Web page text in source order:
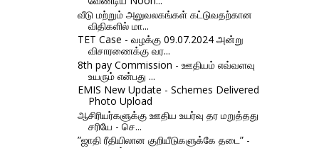
வீடு மற்றும் அலுவலகங்கள் கட்டுவதற்கான
விதிகளில் மா...
TET Case - வழக்கு 09.07.2024 அன்று
விசாரணைக்கு வர...
8th pay Commission - ஊதியம் எவ்வளவு
உயரும் என்பது ...
EMIS New Update - Schemes Delivered
Photo Upload
ஆசிரியர்களுக்கு ஊதிய உயர்வு தர மறுத்தது
சரியே - செ...
”ஜாதி ரீதியிலான குறியீடுகளுக்கே தடை” -